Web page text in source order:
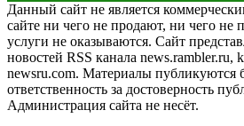
Данный сайт не является
сайте ни чего не продают, ни чего не
услуги не оказываются. Сайт
новостей RSS канала news.rambler.ru,
newsru.com. Материалы публикуются
ответственность за достоверность
Администрация сайта не несёт.